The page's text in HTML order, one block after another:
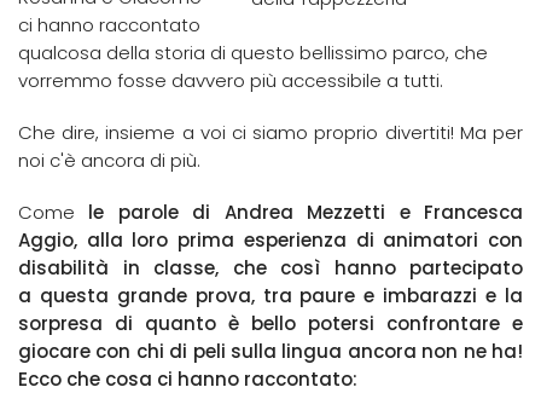
ci hanno raccontato
qualcosa della storia di questo bellissimo parco, che
vorremmo fosse davvero più accessibile a tutti.
Che dire, insieme a voi ci siamo proprio divertiti! Ma per
noi c'è ancora di più.
Come le parole di Andrea Mezzetti e Francesca
Aggio, alla loro prima esperienza di animatori con
disabilità in classe, che così hanno partecipato
a questa grande prova, tra paure e imbarazzi e la
sorpresa di quanto è bello potersi confrontare e
giocare con chi di peli sulla lingua ancora non ne ha!
Ecco che cosa ci hanno raccontato: